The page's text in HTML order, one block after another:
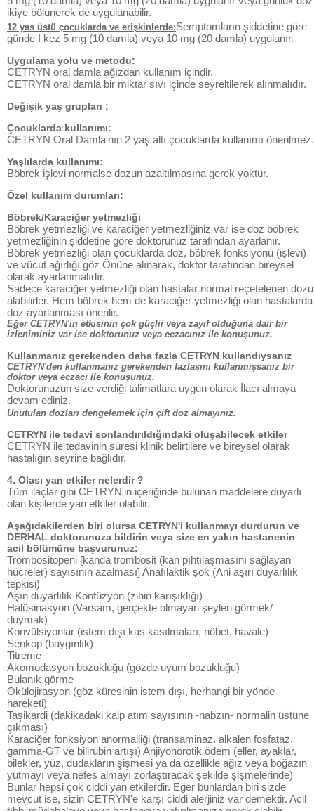
ikiye bölünerek de uygulanabilir.
12 yas üstü çocuklarda ve erişkinlerde:Semptomların şiddetine göre
günde I kez 5 mg (10 damla) veya 10 mg (20 damla) uygulanır.
Uygulama yolu ve metodu:
CETRYN oral damla ağızdan kullanım içindir.
CETRYN oral damla bir miktar sıvı içinde seyreltilerek alınmalıdır.
Değişik yaş gruplan :
Çocuklarda kullanımı:
CETRYN Oral Damla'nın 2 yaş altı çocuklarda kullanımı önerilmez.
Yaşlılarda kullanımı:
Böbrek işlevi normalse dozun azaltılmasına gerek yoktur.
Özel kullanım durumları:
Böbrek/Karaciğer yetmezliği
Böbrek yetmezliği ve karaciğer yetmezliğiniz var ise doz böbrek
yetmezliğinin şiddetine göre doktorunuz tarafından ayarlanır.
Böbrek yetmezliği olan çocuklarda doz, böbrek fonksiyonu (işlevi)
ve vücut ağırlığı göz Önüne alınarak, doktor tarafından bireysel
olarak ayarlanmalıdır.
Sadece karaciğer yetmezliği olan hastalar normal reçetelenen dozu
alabilirler. Hem böbrek hem de karaciğer yetmezliği olan hastalarda
doz ayarlanması önerilir.
Eğer CETRYN'in etkisinin çok güçlii veya zayıf olduğuna dair bir
izleniminiz var ise doktorunuz veya eczacınız ile konuşunuz.
Kullanmanız gerekenden daha fazla CETRYN kullandıysanız
CETRYN'den kullanmanız gerekenden fazlasını kullanmışsanız bir
doktor veya eczacı ile konuşunuz.
Doktorunuzun size verdiği talimatlara uygun olarak İlacı almaya
devam ediniz.
Unutulan dozları dengelemek için çift doz almayınız.
CETRYN ile tedavi sonlandırıldığındaki oluşabilecek etkiler
CETRYN ile tedavinin süresi klinik belirtilere ve bireysel olarak
hastalığın seyrine bağlıdır.
4. Olası yan etkiler nelerdir ?
Tüm ilaçlar gibi CETRYN'in içeriğinde bulunan maddelere duyarlı
olan kişilerde yan etkiler olabilir.
Aşağıdakilerden biri olursa CETRYN'i kullanmayı durdurun ve
DERHAL doktorunuza bildirin veya size en yakın hastanenin
acil bölümüne başvurunuz:
Trombositopeni [kanda trombosit (kan pıhtılaşmasını sağlayan
hücreler) sayısının azalması] Anafılaktik şok (Ani aşırı duyarlılık
tepkisi)
Aşın duyarlılık Konfüzyon (zihin karışıklığı)
Halüsinasyon (Varsam, gerçekte olmayan şeyleri görmek/
duymak)
Konvülsiyonlar (istem dışı kas kasılmaları, nöbet, havale)
Senkop (baygınlık)
Titreme
Akomodasyon bozukluğu (gözde uyum bozukluğu)
Bulanık görme
Okülojirasyon (göz küresinin istem dışı, herhangi bir yönde
hareketi)
Taşikardi (dakikadaki kalp atım sayısının -nabzın- normalin üstüne
çıkması)
Karaciğer fonksiyon anormalliği (transaminaz. alkalen fosfataz.
gamma-GT ve bilirubin artışı) Anjiyonörotik ödem (eller, ayaklar,
bilekler, yüz, dudakların şişmesi ya da özellikle ağız veya boğazın
yutmayı veya nefes almayı zorlaştıracak şekilde şişmelerinde)
Bunlar hepsi çok ciddi yan etkilerdir. Eğer bunlardan biri sizde
mevcut ise, sizin CETRYN'e karşı ciddi alerjiniz var demektir. Acil